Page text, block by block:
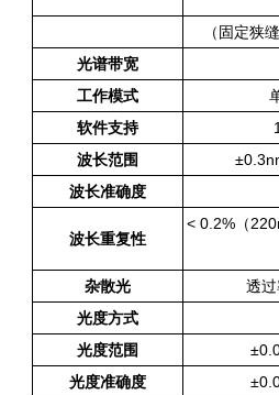
（固定狭缝
光谱带宽
工作模式
软件支持
波长范围
波长准确度
波长重复性
< 0.2%（
杂散光
透过
光度方式
光度范围
光度准确度